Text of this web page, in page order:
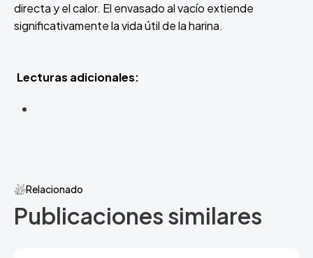
directa y el calor. El envasado al vacío extiende
significativamente la vida útil de la harina.
Lecturas adicionales:
Relacionado
Publicaciones similares